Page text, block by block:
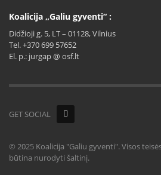
Koalicija „Galiu gyventi“ :
Didžioji g. 5, LT – 01128, Vilnius
Tel. +370 699 57652
El. p.: jurgap @ osf.lt
GET SOCIAL
© 2025 Koalicija "Galiu gyventi". Visos
būtina nurodyti šaltinį.